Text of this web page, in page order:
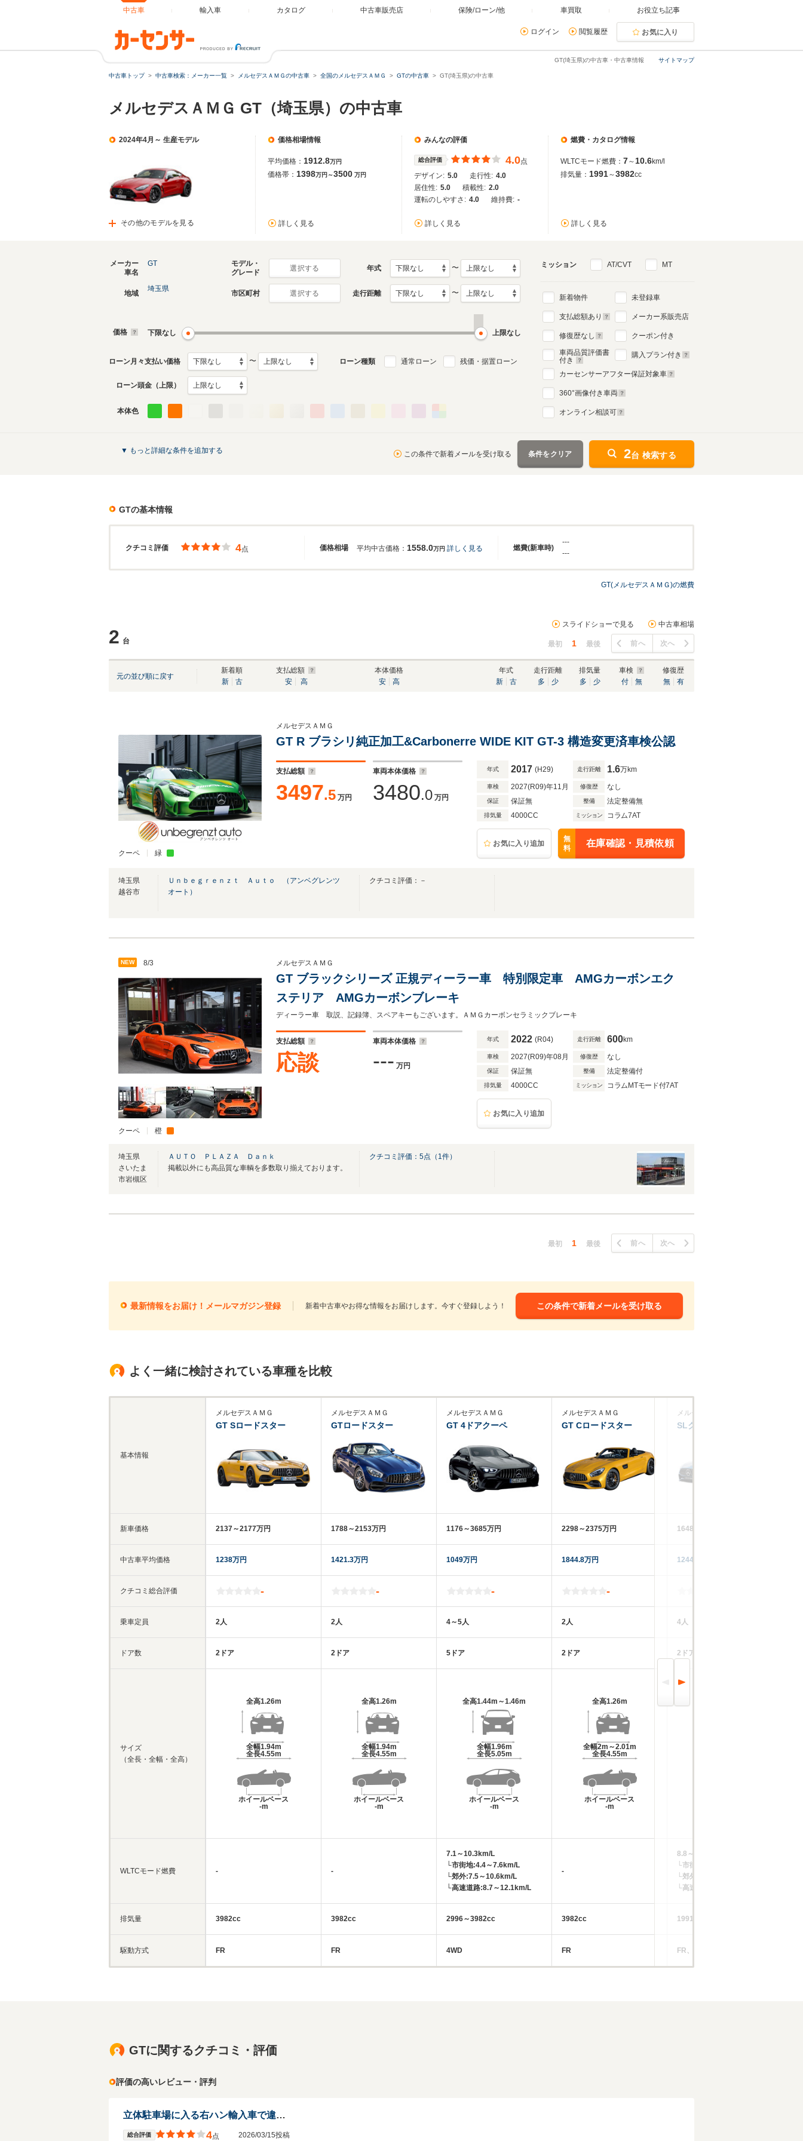
中古車 輸入車 カタログ 中古車販売店 保険/ローン/他 車買取 お役立ち記事
ログイン 閲覧履歴 お気に入り
サイトマップ
GT(埼玉県)の中古車・中古車情報
中古車トップ 中古車検索：メーカー一覧 メルセデスＡＭＧの中古車 全国のメルセデスＡＭＧ GTの中古車 GT(埼玉県)の中古車
メルセデスＡＭＧ GT（埼玉県）の中古車
2024年4月～ 生産モデル
その他のモデルを見る
価格相場情報
平均価格： 1912.8万円
価格帯： 1398万円～3500 万円
詳しく見る
みんなの評価
総合評価 4.0点
デザイン: 5.0 走行性: 4.0
居住性: 5.0 積載性: 2.0
運転のしやすさ: 4.0 維持費: -
詳しく見る
燃費・カタログ情報
WLTCモード燃費： 7～ 10.6km/l
排気量： 1991～3982cc
詳しく見る
GTのカタログを見る
メーカー
車名
GT
モデル・
グレード
選択する 年式 〜
地域
埼玉県
市区町村 選択する 走行距離 〜
価格 下限なし 上限なし
ローン月々支払い価格 〜 ローン種類 通常ローン 残価・据置ローン
ローン頭金（上限）
本体色
ミッション AT/CVT MT
新着物件
支払総額あり
修復歴なし
車両品質評価書
付き
未登録車
メーカー系販売店
クーポン付き
購入プラン付き
カーセンサーアフター保証対象車
360°画像付き車両
オンライン相談可
▼ もっと詳細な条件を追加する この条件で新着メールを受け取る 条件をクリア 2台 検索する
GTの基本情報
クチコミ評価 価格相場 燃費(新車時)
4点 平均中古価格： 1558.0万円 詳しく見る
---
---
GT(メルセデスＡＭＧ)の燃費
2 台
スライドショーで見る 中古車相場
最初 1 最後 前へ 次へ
元の並び順に戻す
新着順
新
古
支払総額
安
高
本体価格
安
高
年式
新
古
走行距離
多
少
排気量
多
少
車検
付
無
修復歴
無
有
クーペ 緑
メルセデスＡＭＧ
GT R ブラシリ純正加工&Carbonerre WIDE KIT GT-3 構造変更済車検公認
支払総額
3497.5 万円
車両本体価格
3480.0 万円
年式 2017 (H29) 走行距離 1.6万km
車検 2027(R09)年11月 修復歴 なし
保証 保証無 整備 法定整備無
排気量 4000CC ミッション コラム7AT
お気に入り追加
無
料
在庫確認・見積依頼
埼玉県
越谷市
Ｕｎｂｅｇｒｅｎｚｔ Ａｕｔｏ （アンベグレンツ
オート）
クチコミ評価：－
NEW 8/3
クーペ 橙
メルセデスＡＭＧ
GT ブラックシリーズ 正規ディーラー車 特別限定車 AMGカーボンエク
ステリア AMGカーボンブレーキ
ディーラー車 取説、記録簿、スペアキーもございます。ＡＭＧカーボンセラミックブレーキ
支払総額
応談
車両本体価格
--- 万円
年式 2022 (R04) 走行距離 600km
車検 2027(R09)年08月 修復歴 なし
保証 保証無 整備 法定整備付
排気量 4000CC ミッション コラムMTモード付7AT
お気に入り追加
埼玉県
さいたま
市岩槻区
ＡＵＴＯ ＰＬＡＺＡ Ｄａｎｋ
掲載以外にも高品質な車輌を多数取り揃えております。
クチコミ評価： 5点（ 1件）
最初 1 最後 前へ 次へ
最新情報をお届け！メールマガジン登録 新着中古車やお得な情報をお届けします。今すぐ登録しよう！ この条件で新着メールを受け取る
よく一緒に検討されている車種を比較
基本情報
新車価格
中古車平均価格
クチコミ総合評価
乗車定員
ドア数
サイズ
（全長・全幅・全高）
WLTCモード燃費
排気量
駆動方式
メルセデスＡＭＧ
GT Sロードスター
2137～2177万円
1238万円
-
2人
2ドア
全高1.26m
全幅1.94m
全長4.55m
ホイールベース
-m
-
3982cc
FR
メルセデスＡＭＧ
GTロードスター
1788～2153万円
1421.3万円
-
2人
2ドア
全高1.26m
全幅1.94m
全長4.55m
ホイールベース
-m
-
3982cc
FR
メルセデスＡＭＧ
GT 4ドアクーペ
1176～3685万円
1049万円
-
4～5人
5ドア
全高1.44m～1.46m
全幅1.96m
全長5.05m
ホイールベース
-m
7.1～10.3km/L
└市街地:4.4～7.6km/L
└郊外:7.5～10.6km/L
└高速道路:8.7～12.1km/L
2996～3982cc
4WD
メルセデスＡＭＧ
GT Cロードスター
2298～2375万円
1844.8万円
-
2人
2ドア
全高1.26m
全幅2m～2.01m
全長4.55m
ホイールベース
-m
-
3982cc
FR
メルセデスＡＭＧ
SLクラス
1648～4000万円
1244.2万円
4人
2ドア
8.8～10.8km/L
└市街地:5.8～7.4km/L
└郊外:9.7～11.2km/L
└高速道路:10.5～13.2km/L
1991～3982cc
FR、4WD
GTに関するクチコミ・評価
評価の高いレビュー・評判
立体駐車場に入る右ハン輸入車で違和感なく乗れる2ドアクーペ
総合評価 4点 2026/03/15投稿